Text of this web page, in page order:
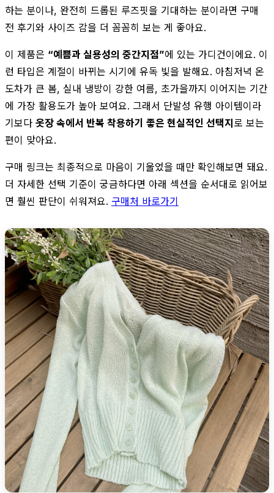
하는 분이나, 완전히 드롭된 루즈핏을 기대하는 분이라면 구매
전 후기와 사이즈 감을 더 꼼꼼히 보는 게 좋아요.
이 제품은 “예쁨과 실용성의 중간지점”에 있는 가디건이에요. 이
런 타입은 계절이 바뀌는 시기에 유독 빛을 발해요. 아침저녁 온
도차가 큰 봄, 실내 냉방이 강한 여름, 초가을까지 이어지는 기간
에 가장 활용도가 높아 보여요. 그래서 단발성 유행 아이템이라
기보다 옷장 속에서 반복 착용하기 좋은 현실적인 선택지로 보는
편이 맞아요.
구매 링크는 최종적으로 마음이 기울었을 때만 확인해보면 돼요.
더 자세한 선택 기준이 궁금하다면 아래 섹션을 순서대로 읽어보
면 훨씬 판단이 쉬워져요. 구매처 바로가기